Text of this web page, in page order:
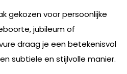
gekozen voor persoonlijke
jubileum of
draag je een betekenisvol
subtiele en stijlvolle manier.